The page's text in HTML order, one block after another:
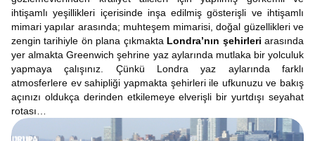
ihtişamlı yeşillikleri içerisinde inşa edilmiş gösterişli ve ihtişamlı
mimari yapılar arasında; muhteşem mimarisi, doğal güzellikleri ve
zengin tarihiyle ön plana çıkmakta Londra’nın şehirleri arasında
yer almakta Greenwich şehrine yaz aylarında mutlaka bir yolculuk
yapmaya çalışınız. Çünkü Londra yaz aylarında farklı
atmosferlere ev sahipliği yapmakta şehirleri ile ufkunuzu ve bakış
açınızı oldukça derinden etkilemeye elverişli bir yurtdışı seyahat
rotası…